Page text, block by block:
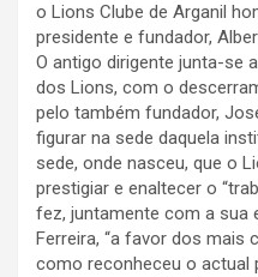
o Lions Clube de Arganil
presidente e fundador,
O antigo dirigente junta-se
dos Lions, com o
pelo também fundador,
figurar na sede daquela
sede, onde nasceu, que o
prestigiar e enaltecer o
fez, juntamente com a sua
Ferreira, “a favor dos mais
como reconheceu o actual